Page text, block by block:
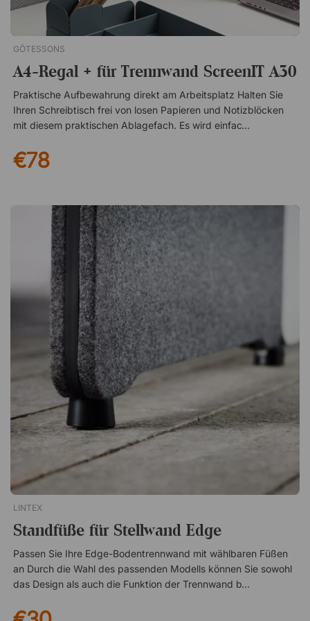
GÖTESSONS
A4-Regal + für Trennwand ScreenIT A30
Praktische Aufbewahrung direkt am Arbeitsplatz Halten Sie
Ihren Schreibtisch frei von losen Papieren und Notizblöcken
mit diesem praktischen Ablagefach. Es wird einfach über die
zusätzliche Ablagefläche genau dort, wo Sie sie benötigen.
Ideal, wenn wichtige Unterlagen griffbereit sein sollen, ohne
unkompliziert über die Oberkante der Trennwand gehängt
und sitzt stabil ohne aufwendige Installation. Werkzeuge
werden nicht benötigt, und bei Bedarf lässt sich die Ablage
schnell umplatzieren. Dadurch entsteht eine flexible Lösung
für Arbeitsplätze, die sich im Laufe des Tages
unterschiedlichen Aufgaben anpassen müssen. Design
passend zu ScreenIT A30 Die Ablage ist so gestaltet, dass sie
zu allen ScreenIT A30-Trennwänden passt und sich
harmonisch in den Arbeitsplatz einfügt. Das stilvolle Design
kombiniert gerade und weich geschwungene Linien und sorgt
für ein modernes Erscheinungsbild – sowohl im Büro als auch
im Homeoffice. Ein Aufbewahrungsregal für alle ScreenIT A30
Trennwände von Götessons. Es wird über die Kante gehängt
und eignet sich ideal für z. B. Papier und Notizblöcke.
Passend für alle ScreenIT A30 Tischtrennwände Lässt sich
leicht an die Trennwand hängen Elegantes Design aus
geraden und geschwungenen Linien
€78
LINTEX
Standfüße für Stellwand Edge
Passen Sie Ihre Edge-Bodentrennwand mit wählbaren Füßen
an Durch die Wahl des passenden Modells können Sie sowohl
das Design als auch die Funktion der Trennwand beeinflussen,
passt. Die Füße sind in vier verschiedenen Varianten erhältlich,